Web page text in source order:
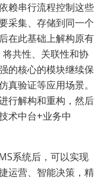
赖串行流程控制这些
采集、存储到同一个
在此基础上解构原有
共性、关联性和协
的核心的模块继续保
真验证等应用场景。
行解构和重构，然后
术中台+业务中
系统后，可以实现
运营、智能决策，精